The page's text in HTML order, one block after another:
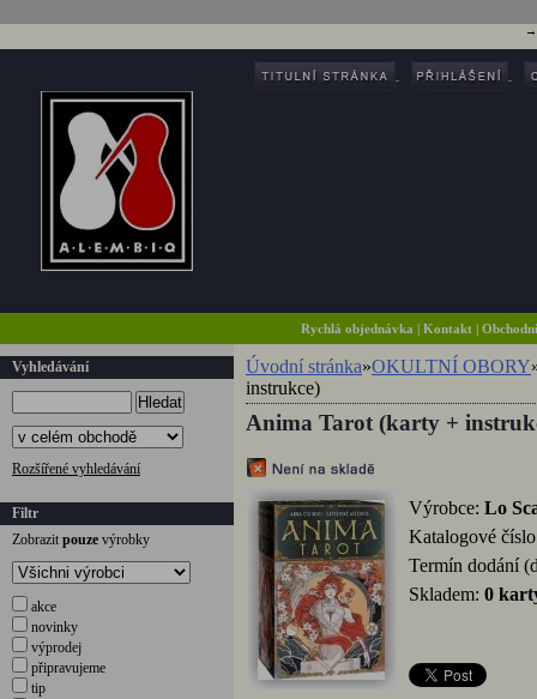
Rychlá objednávka |Kontakt |
Vyhledávání
Hledat
Rozšířené vyhledávání
Filtr
Zobrazit pouze výrobky
akce
novinky
výprodej
připravujeme
tip
Úvodní stránka»OKULTNÍ OBORY
instrukce)
Anima Tarot (karty +
Výrobce: Lo
Katalogové
Termín dodání
Skladem: 0